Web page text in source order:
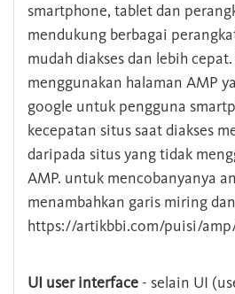
smartphone, tablet dan
mendukung berbagai
mudah diakses dan lebih
menggunakan halaman AMP
google untuk pengguna
kecepatan situs saat diakses
daripada situs yang tidak
AMP. untuk mencobanyanya
menambahkan garis miring
https://artikbbi.com/puisi/
UI user interface - selain UI